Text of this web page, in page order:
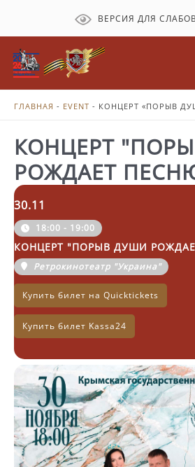
содержимому
ВЕРСИЯ ДЛЯ
ГЛАВНАЯ - EVENT - КОНЦЕРТ «ПОРЫВ
КОНЦЕРТ
РОЖДАЕТ
30.11
18:00 - 19:00
КОНЦЕРТ "ПОРЫВ ДУШИ
Ретрокинотеатр "Украина"
Купить билет на Quicktickets
Купить билет Kassa24